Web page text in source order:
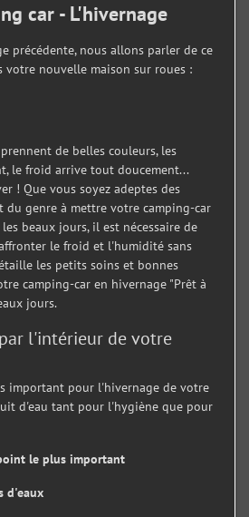
car - L'hivernage
précédente, nous allons parler de ce
nouvelle maison sur roues :
de belles couleurs, les
le froid arrive tout doucement...
! Que vous soyez adeptes des
du genre à mettre votre camping-car
beaux jours, il est nécessaire de
le froid et l'humidité sans
les petits soins et bonnes
camping-car en hivernage "Prêt à
jours.
l'intérieur de votre
important pour l'hivernage de votre
d'eau tant pour l'hygiène que pour
le plus important
d'eaux